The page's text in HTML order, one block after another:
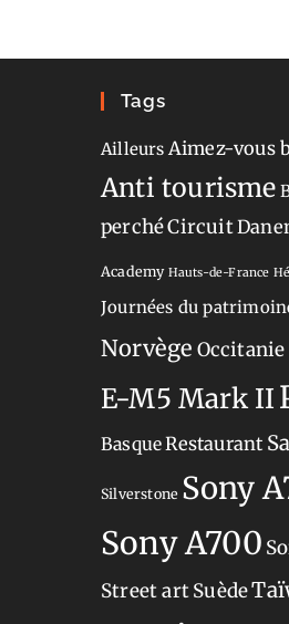
Tags
Ailleurs Aimez-vous
Anti tourisme
perchéCircuit
Academy Hauts-de-France
Journées du
Norvège Occitanie
E-M5 Mark II
BasqueRestaurant
Silverstone Sony
Sony A700
Street artSuède